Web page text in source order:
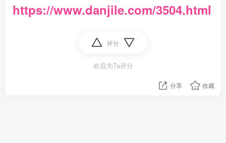
https://www.danjile.com/3504.html
评分
欢迎为Ta评分
分享 收藏